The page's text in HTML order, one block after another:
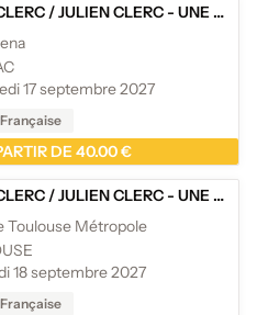
/JULIEN CLERC - UNE VIE - TOURNÉE
17 septembre 2027
DE 40.00 €
/JULIEN CLERC - UNE VIE - TOURNÉE
Toulouse Métropole
18 septembre 2027